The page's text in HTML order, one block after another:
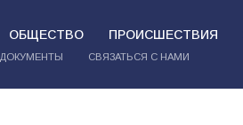
ОБЩЕСТВО ПРОИСШЕСТВИЯ
ДОКУМЕНТЫ СВЯЗАТЬСЯ С НАМИ